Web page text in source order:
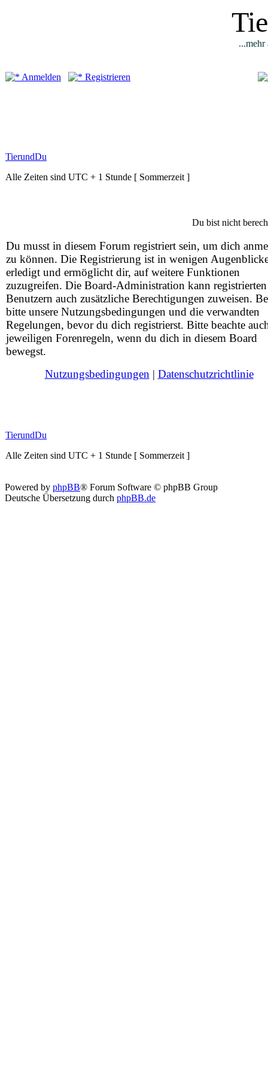
...mehr
Anmelden Registrieren
TierundDu
Alle Zeiten sind UTC + 1 Stunde [ Sommerzeit ]
Du bist nicht
Du musst in diesem Forum registriert sein, um dich
zu können. Die Registrierung ist in wenigen
erledigt und ermöglicht dir, auf weitere Funktionen
zuzugreifen. Die Board-Administration kann registrierten
Benutzern auch zusätzliche Berechtigungen zuweisen.
bitte unsere Nutzungsbedingungen und die verwandten
Regelungen, bevor du dich registrierst. Bitte beachte
jeweiligen Forenregeln, wenn du dich in diesem Board
bewegst.
Nutzungsbedingungen | Datenschutzrichtlinie
TierundDu
Alle Zeiten sind UTC + 1 Stunde [ Sommerzeit ]
Powered by phpBB® Forum Software © phpBB Group
Deutsche Übersetzung durch phpBB.de